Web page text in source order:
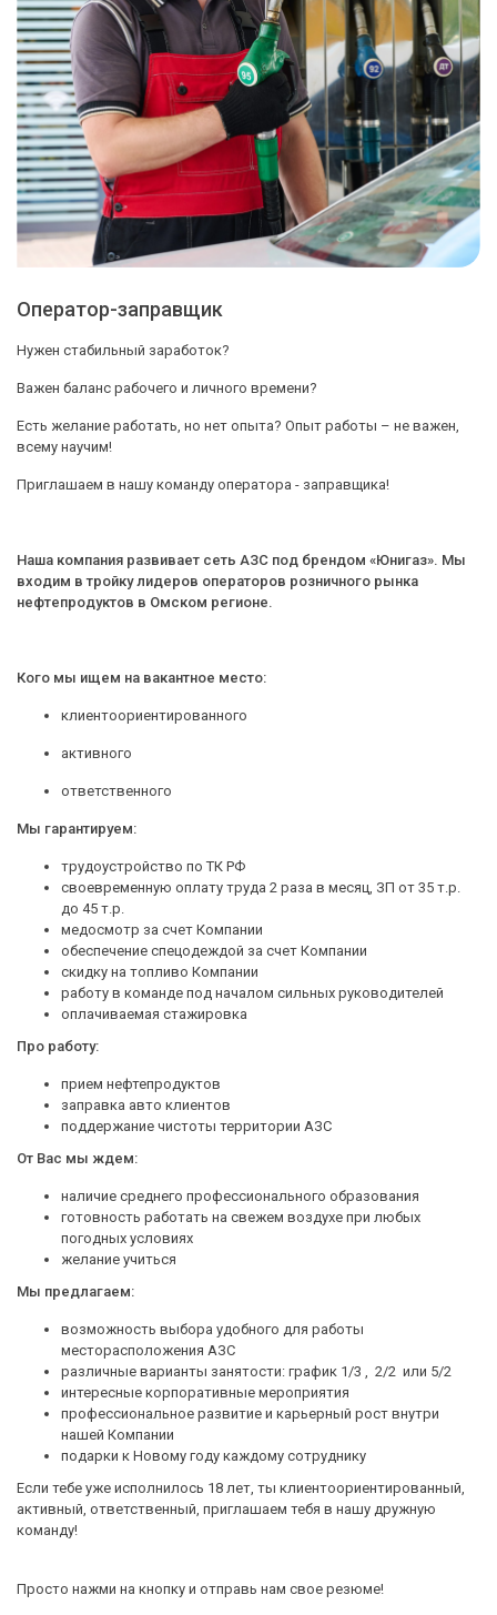
Оператор-заправщик
Нужен стабильный заработок?
Важен баланс рабочего и личного времени?
Есть желание работать, но нет опыта? Опыт работы – не важен,
всему научим!
Приглашаем в нашу команду оператора - заправщика!
Наша компания развивает сеть АЗС под брендом «Юнигаз». Мы
входим в тройку лидеров операторов розничного рынка
нефтепродуктов в Омском регионе.
Кого мы ищем на вакантное место:
клиентоориентированного
активного
ответственного
Мы гарантируем:
трудоустройство по ТК РФ
своевременную оплату труда 2 раза в месяц, ЗП от 35 т.р.
до 45 т.р.
медосмотр за счет Компании
обеспечение спецодеждой за счет Компании
скидку на топливо Компании
работу в команде под началом сильных руководителей
оплачиваемая стажировка
Про работу:
прием нефтепродуктов
заправка авто клиентов
поддержание чистоты территории АЗС
От Вас мы ждем:
наличие среднего профессионального образования
готовность работать на свежем воздухе при любых
погодных условиях
желание учиться
Мы предлагаем:
возможность выбора удобного для работы
месторасположения АЗС
различные варианты занятости: график 1/3 , 2/2 или 5/2
интересные корпоративные мероприятия
профессиональное развитие и карьерный рост внутри
нашей Компании
подарки к Новому году каждому сотруднику
Если тебе уже исполнилось 18 лет, ты клиентоориентированный,
активный, ответственный, приглашаем тебя в нашу дружную
команду!
Просто нажми на кнопку и отправь нам свое резюме!